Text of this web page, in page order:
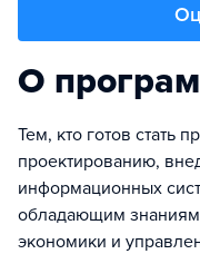
О
Тем, кто готов стать
проектированию,
информационных
обладающим
экономики и